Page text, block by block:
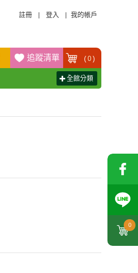
0
註冊 登入 我的帳戶
追蹤清單 ( 0 )
全館分類